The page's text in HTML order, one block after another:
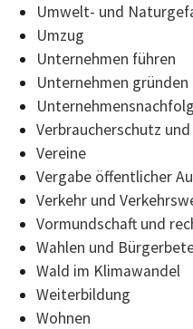
Umwelt- und
Umzug
Unternehmen führen
Unternehmen gründen
Verbraucherschutz
Vereine
Vergabe öffentlicher
Verkehr und
Vormundschaft und
Wahlen und
Wald im Klimawandel
Weiterbildung
Wohnen